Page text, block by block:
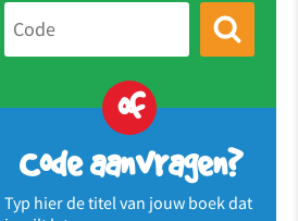
of
Code aanvragen?
Typ hier de titel van jouw boek dat